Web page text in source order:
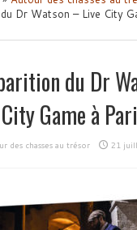
Dr Watson – Live City
du Dr
Game à
des chasses au trésor
21